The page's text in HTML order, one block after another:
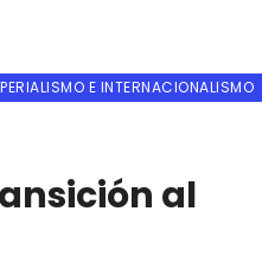
E INTERNACIONALISMO
al